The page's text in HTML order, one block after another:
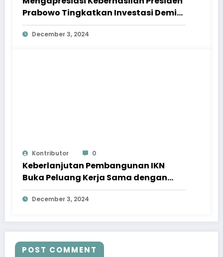
Prabowo Tingkatkan Investasi Demi
Pemerataan Ekonomi
December 3, 2024
Kontributor 0
Keberlanjutan Pembangunan IKN
Buka Peluang Kerja Sama dengan
Investor Asing
December 3, 2024
POST COMMENT